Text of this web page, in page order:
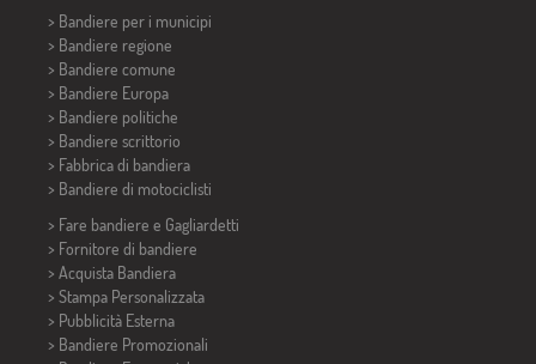
> Bandiere per i municipi
> Bandiere regione
> Bandiere comune
> Bandiere Europa
> Bandiere politiche
> Bandiere scrittorio
> Fabbrica di bandiera
> Bandiere di motociclisti
> Fare bandiere e Gagliardetti
> Fornitore di bandiere
> Acquista Bandiera
> Stampa Personalizzata
> Pubblicità Esterna
> Bandiere Promozionali